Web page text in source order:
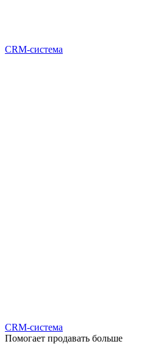
CRM-система
CRM-система
Помогает продавать больше